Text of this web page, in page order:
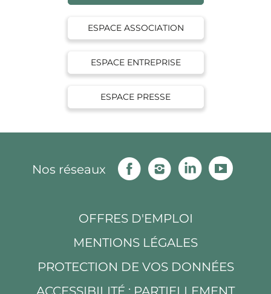
ESPACE ASSOCIATION
ESPACE ENTREPRISE
ESPACE PRESSE
Nos réseaux
FacebookInstagramLinkedin
OFFRES D'EMPLOI
MENTIONS LÉGALES
PROTECTION DE VOS DONNÉES